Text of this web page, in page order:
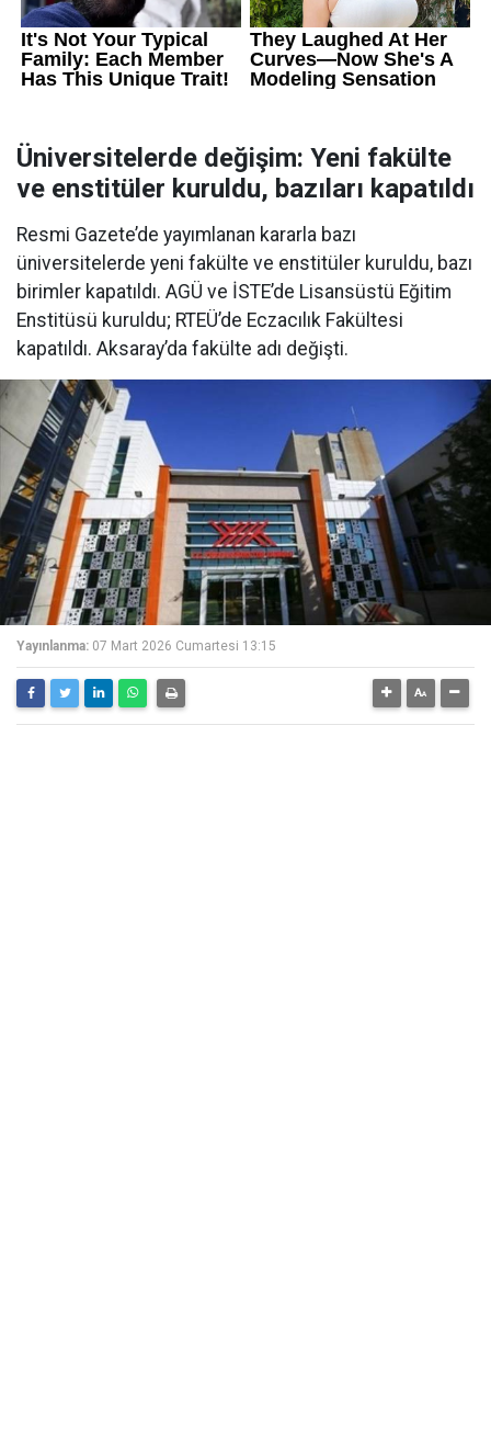
Üniversitelerde değişim: Yeni fakülte
ve enstitüler kuruldu, bazıları kapatıldı
Resmi Gazete’de yayımlanan kararla bazı
üniversitelerde yeni fakülte ve enstitüler kuruldu, bazı
birimler kapatıldı. AGÜ ve İSTE’de Lisansüstü Eğitim
Enstitüsü kuruldu; RTEÜ’de Eczacılık Fakültesi
kapatıldı. Aksaray’da fakülte adı değişti.
Yayınlanma: 07 Mart 2026 Cumartesi 13:15